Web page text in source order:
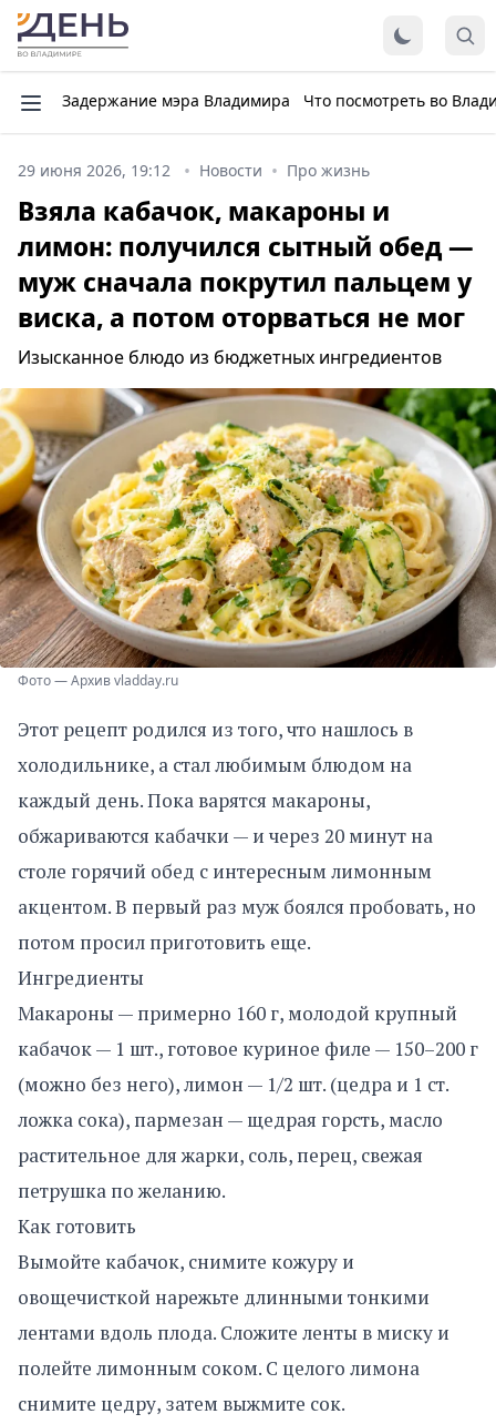
Задержание мэра Владимира Что посмотреть во
29 июня 2026, 19:12 Новости Про жизнь
Взяла кабачок, макароны и
лимон: получился сытный обед —
муж сначала покрутил пальцем у
виска, а потом оторваться не мог
Изысканное блюдо из бюджетных ингредиентов
Фото — Архив vladday.ru
Этот рецепт родился из того, что нашлось в
холодильнике, а стал любимым блюдом на
каждый день. Пока варятся макароны,
обжариваются кабачки — и через 20 минут на
столе горячий обед с интересным лимонным
акцентом. В первый раз муж боялся пробовать, но
потом просил приготовить еще.
Ингредиенты
Макароны — примерно 160 г, молодой крупный
кабачок — 1 шт., готовое куриное филе — 150–200 г
(можно без него), лимон — 1/2 шт. (цедра и 1 ст.
ложка сока), пармезан — щедрая горсть, масло
растительное для жарки, соль, перец, свежая
петрушка по желанию.
Как готовить
Вымойте кабачок, снимите кожуру и
овощечисткой нарежьте длинными тонкими
лентами вдоль плода. Сложите ленты в миску и
полейте лимонным соком. С целого лимона
снимите цедру, затем выжмите сок.